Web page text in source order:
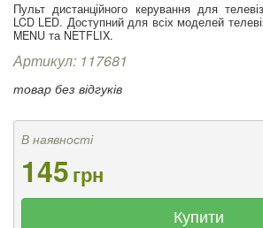
Пульт дистанційного керування для
LCD LED. Доступний для всіх моделей
MENU та NETFLIX.
Артикул: 117681
товар без відгуків
В наявності
145грн
Купити